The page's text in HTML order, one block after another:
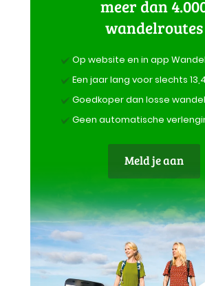
meer dan
wandelroutes
Op website en in app
Een jaar lang voor slechts
Goedkoper dan losse
Geen automatische
Meld je aan